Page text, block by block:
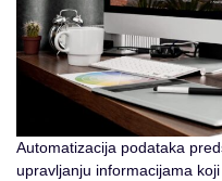
Automatizacija podataka
upravljanju informacijama